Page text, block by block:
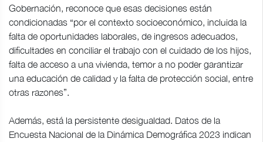
Gobernación, reconoce que esas decisiones están
condicionadas “por el contexto socioeconómico, incluida la
falta de oportunidades laborales, de ingresos adecuados,
dificultades en conciliar el trabajo con el cuidado de los hijos,
falta de acceso a una vivienda, temor a no poder garantizar
una educación de calidad y la falta de protección social, entre
otras razones”.
Además, está la persistente desigualdad. Datos de la
Encuesta Nacional de la Dinámica Demográfica 2023 indican